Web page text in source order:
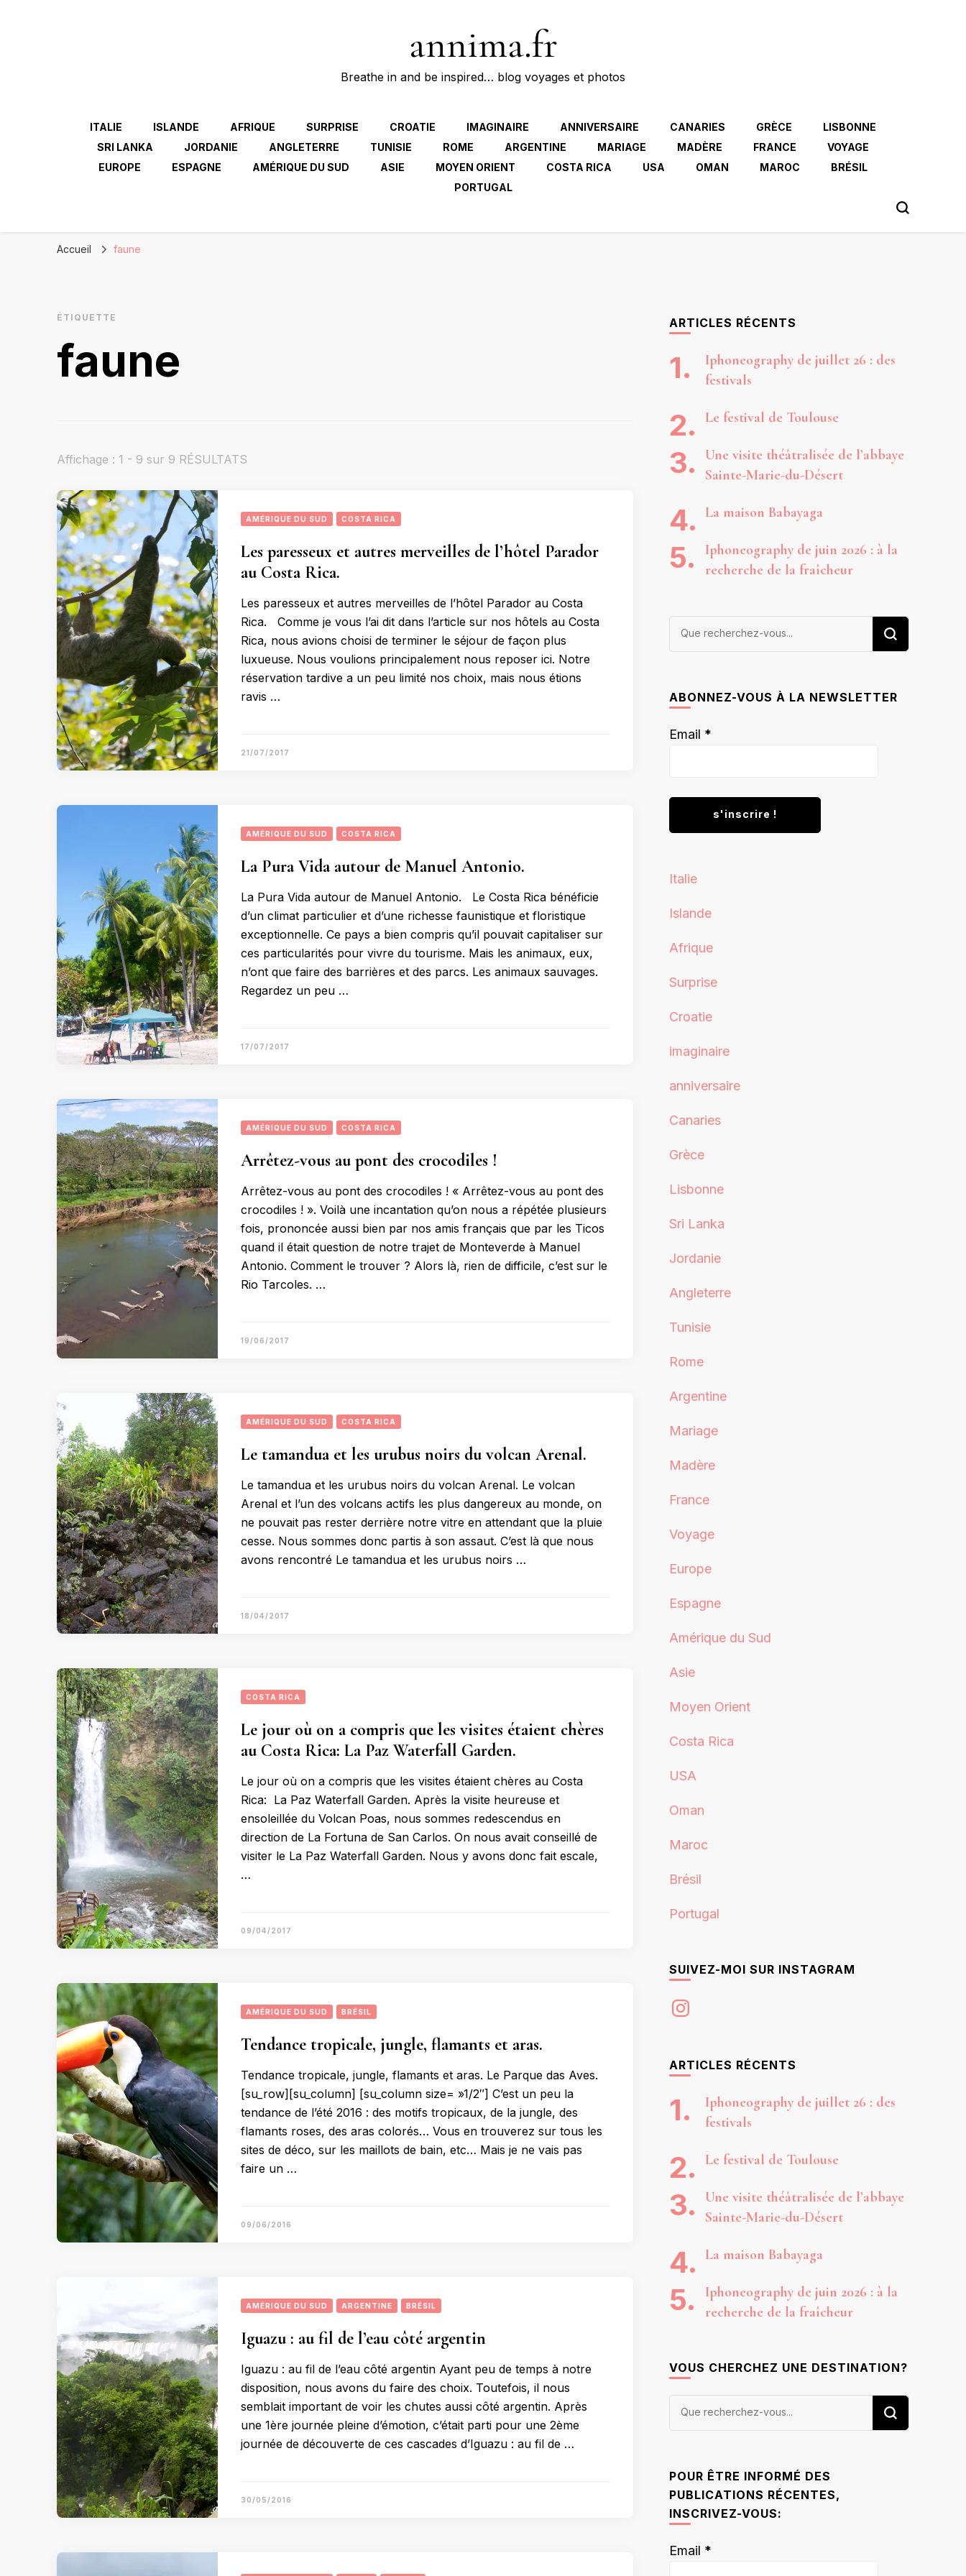
annima.fr
Breathe in and be inspired… blog voyages et photos
ITALIE ISLANDE AFRIQUE SURPRISE CROATIE IMAGINAIRE ANNIVERSAIRE CANARIES GRÈCE
LISBONNE
SRI LANKA
JORDANIE ANGLETERRE TUNISIE ROME ARGENTINE MARIAGE MADÈRE FRANCE
VOYAGE
EUROPE
ESPAGNE AMÉRIQUE DU SUD ASIE MOYEN ORIENT COSTA RICA USA OMAN MAROC
BRÉSIL
PORTUGAL
Accueil faune
ÉTIQUETTE
faune
Affichage : 1 - 9 sur 9 RÉSULTATS
AMÉRIQUE DU SUD COSTA RICA
Les paresseux et autres merveilles de l’hôtel Parador
au Costa Rica.
Les paresseux et autres merveilles de l’hôtel Parador au Costa
Rica. Comme je vous l’ai dit dans l’article sur nos hôtels au Costa
Rica, nous avions choisi de terminer le séjour de façon plus
luxueuse. Nous voulions principalement nous reposer ici. Notre
réservation tardive a un peu limité nos choix, mais nous étions
ravis …
21/07/2017
AMÉRIQUE DU SUD COSTA RICA
La Pura Vida autour de Manuel Antonio.
La Pura Vida autour de Manuel Antonio. Le Costa Rica bénéficie
d’un climat particulier et d’une richesse faunistique et floristique
exceptionnelle. Ce pays a bien compris qu’il pouvait capitaliser sur
ces particularités pour vivre du tourisme. Mais les animaux, eux,
n’ont que faire des barrières et des parcs. Les animaux sauvages.
Regardez un peu …
17/07/2017
AMÉRIQUE DU SUD COSTA RICA
Arrêtez-vous au pont des crocodiles !
Arrêtez-vous au pont des crocodiles ! « Arrêtez-vous au pont des
crocodiles ! ». Voilà une incantation qu’on nous a répétée plusieurs
fois, prononcée aussi bien par nos amis français que par les Ticos
quand il était question de notre trajet de Monteverde à Manuel
Antonio. Comment le trouver ? Alors là, rien de difficile, c’est sur le
Rio Tarcoles. …
19/06/2017
AMÉRIQUE DU SUD COSTA RICA
Le tamandua et les urubus noirs du volcan Arenal.
Le tamandua et les urubus noirs du volcan Arenal. Le volcan
Arenal et l’un des volcans actifs les plus dangereux au monde, on
ne pouvait pas rester derrière notre vitre en attendant que la pluie
cesse. Nous sommes donc partis à son assaut. C’est là que nous
avons rencontré Le tamandua et les urubus noirs …
18/04/2017
COSTA RICA
Le jour où on a compris que les visites étaient chères
au Costa Rica: La Paz Waterfall Garden.
Le jour où on a compris que les visites étaient chères au Costa
Rica: La Paz Waterfall Garden. Après la visite heureuse et
ensoleillée du Volcan Poas, nous sommes redescendus en
direction de La Fortuna de San Carlos. On nous avait conseillé de
visiter le La Paz Waterfall Garden. Nous y avons donc fait escale,
…
09/04/2017
AMÉRIQUE DU SUD BRÉSIL
Tendance tropicale, jungle, flamants et aras.
Tendance tropicale, jungle, flamants et aras. Le Parque das Aves.
[su_row][su_column] [su_column size= »1/2″] C’est un peu la
tendance de l’été 2016 : des motifs tropicaux, de la jungle, des
flamants roses, des aras colorés… Vous en trouverez sur tous les
sites de déco, sur les maillots de bain, etc… Mais je ne vais pas
faire un …
09/06/2016
AMÉRIQUE DU SUD ARGENTINE BRÉSIL
Iguazu : au fil de l’eau côté argentin
Iguazu : au fil de l’eau côté argentin Ayant peu de temps à notre
disposition, nous avons du faire des choix. Toutefois, il nous
semblait important de voir les chutes aussi côté argentin. Après
une 1ère journée pleine d’émotion, c’était parti pour une 2ème
journée de découverte de ces cascades d’Iguazu : au fil de …
30/05/2016
ARTICLES RÉCENTS
Iphoneography de juillet 26 : des
festivals
Le festival de Toulouse
Une visite théâtralisée de l’abbaye
Sainte-Marie-du-Désert
La maison Babayaga
Iphoneography de juin 2026 : à la
recherche de la fraîcheur
Vous
ABONNEZ-VOUS À LA NEWSLETTER
Email *
Italie
Islande
Afrique
Surprise
Croatie
imaginaire
anniversaire
Canaries
Grèce
Lisbonne
Sri Lanka
Jordanie
Angleterre
Tunisie
Rome
Argentine
Mariage
Madère
France
Voyage
Europe
Espagne
Amérique du Sud
Asie
Moyen Orient
Costa Rica
USA
Oman
Maroc
Brésil
Portugal
SUIVEZ-MOI SUR INSTAGRAM
Instagram
ARTICLES RÉCENTS
Iphoneography de juillet 26 : des
festivals
Le festival de Toulouse
Une visite théâtralisée de l’abbaye
Sainte-Marie-du-Désert
La maison Babayaga
Iphoneography de juin 2026 : à la
recherche de la fraîcheur
VOUS CHERCHEZ UNE DESTINATION?
Vous
POUR ÊTRE INFORMÉ DES
PUBLICATIONS RÉCENTES,
INSCRIVEZ-VOUS:
Email *